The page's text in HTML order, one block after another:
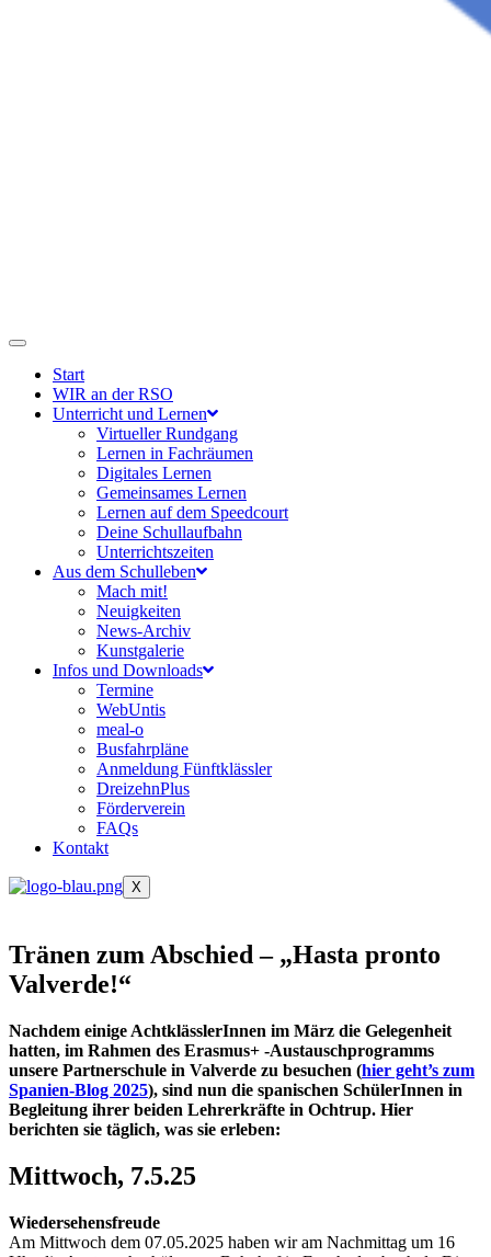
Start
WIR an der RSO
Unterricht und Lernen
Virtueller Rundgang
Lernen in Fachräumen
Digitales Lernen
Gemeinsames Lernen
Lernen auf dem Speedcourt
Deine Schullaufbahn
Unterrichtszeiten
Aus dem Schulleben
Mach mit!
Neuigkeiten
News-Archiv
Kunstgalerie
Infos und Downloads
Termine
WebUntis
meal-o
Busfahrpläne
Anmeldung Fünftklässler
DreizehnPlus
Förderverein
FAQs
Kontakt
X
Tränen zum Abschied – „Hasta pronto
Valverde!“
Nachdem einige AchtklässlerInnen im März die Gelegenheit
hatten, im Rahmen des Erasmus+ -Austauschprogramms
unsere Partnerschule in Valverde zu besuchen (hier geht’s zum
Spanien-Blog 2025), sind nun die spanischen SchülerInnen in
Begleitung ihrer beiden Lehrerkräfte in Ochtrup. Hier
berichten sie täglich, was sie erleben:
Mittwoch, 7.5.25
Wiedersehensfreude
Am Mittwoch dem 07.05.2025 haben wir am Nachmittag um 16